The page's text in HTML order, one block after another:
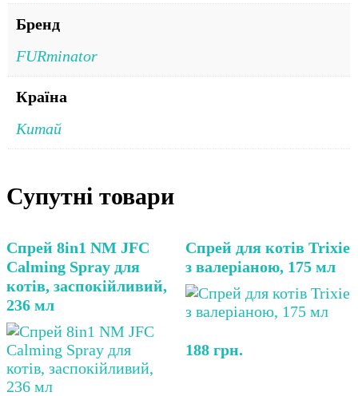
Бренд
FURminator
Країна
Китай
Супутні товари
Спрей 8in1 NM JFC
Calming Spray для
котів, заспокійливий,
236 мл
Спрей для котів Trixie
з валеріаною, 175 мл
188 грн.